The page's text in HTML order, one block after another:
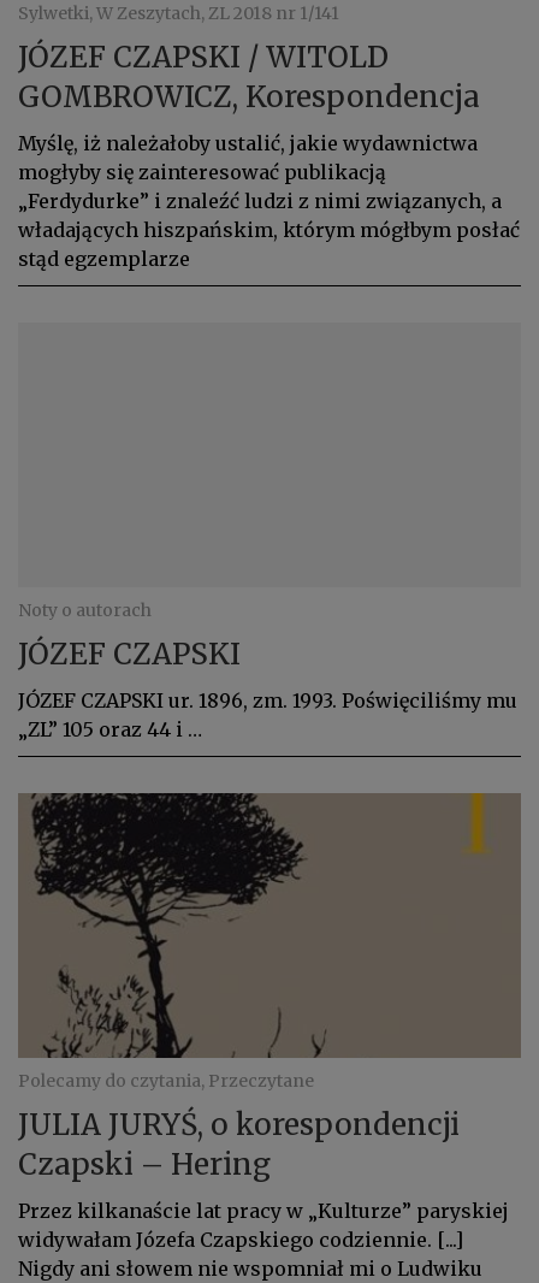
Sylwetki, W Zeszytach, ZL 2018 nr 1/141
JÓZEF CZAPSKI / WITOLD
GOMBROWICZ, Korespondencja
Myślę, iż należałoby ustalić, jakie wydawnictwa
mogłyby się zainteresować publikacją
„Ferdydurke” i znaleźć ludzi z nimi związanych, a
władających hiszpańskim, którym mógłbym posłać
stąd egzemplarze
Noty o autorach
JÓZEF CZAPSKI
JÓZEF CZAPSKI ur. 1896, zm. 1993. Poświęciliśmy mu
„ZL” 105 oraz 44 i …
Polecamy do czytania, Przeczytane
JULIA JURYŚ, o korespondencji
Czapski – Hering
Przez kilkanaście lat pracy w „Kulturze” paryskiej
widywałam Józefa Czapskiego codziennie. [...]
Nigdy ani słowem nie wspomniał mi o Ludwiku